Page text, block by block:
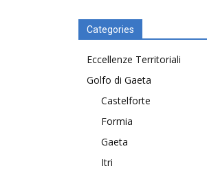
Categories
Eccellenze Territoriali
Golfo di Gaeta
Castelforte
Formia
Gaeta
Itri